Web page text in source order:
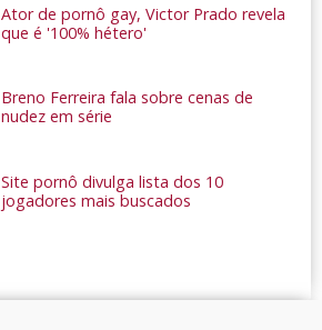
Ator de pornô gay, Victor Prado revela
que é '100% hétero'
Breno Ferreira fala sobre cenas de
nudez em série
Site pornô divulga lista dos 10
jogadores mais buscados